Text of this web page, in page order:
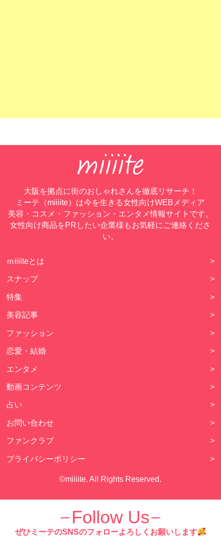
Follow Us
ぜひミーテのSNSのフォローよろしくお願いします
大阪を拠点に街のおしゃれさんを徹底リサーチ！
ミーテ（miiiite）は今を生きる女性向けWEBメディア
美容・コスメ・ファッション・エンタメ情報サイトです。
女性向け商品をPRしたい企業様もお気軽にご連絡くださ
い。
ｍiiiiteとは >
スナップ >
特集 >
美容記事 >
ファッション >
恋愛・結婚 >
エンタメ >
動画コンテンツ >
占い >
お問い合わせ >
ファンクラブ >
プライバシーポリシー >
©miiiite. All Rights Reserved.